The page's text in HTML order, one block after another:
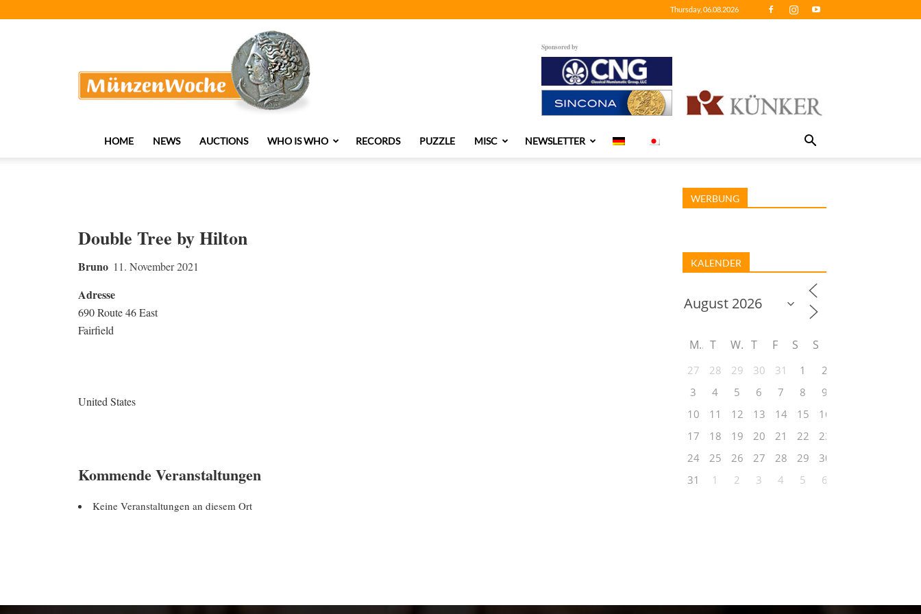
Thursday, 06.08.2026
Sponsored by
HOME NEWS AUCTIONS WHO IS WHO RECORDS PUZZLE MISC NEWSLETTER
Double Tree by Hilton
Bruno 11. November 2021
Adresse
690 Route 46 East
Fairfield
United States
Kommende Veranstaltungen
Keine Veranstaltungen an diesem Ort
WERBUNG
KALENDER
M T W T F S S
27 28 29 30 31 1
2
3
4 5 6 7 8
9
10
11 12 13 14 15
16
17
18 19 20 21 22
23
24
25 26 27 28 29
30
31
1 2 3 4 5 6